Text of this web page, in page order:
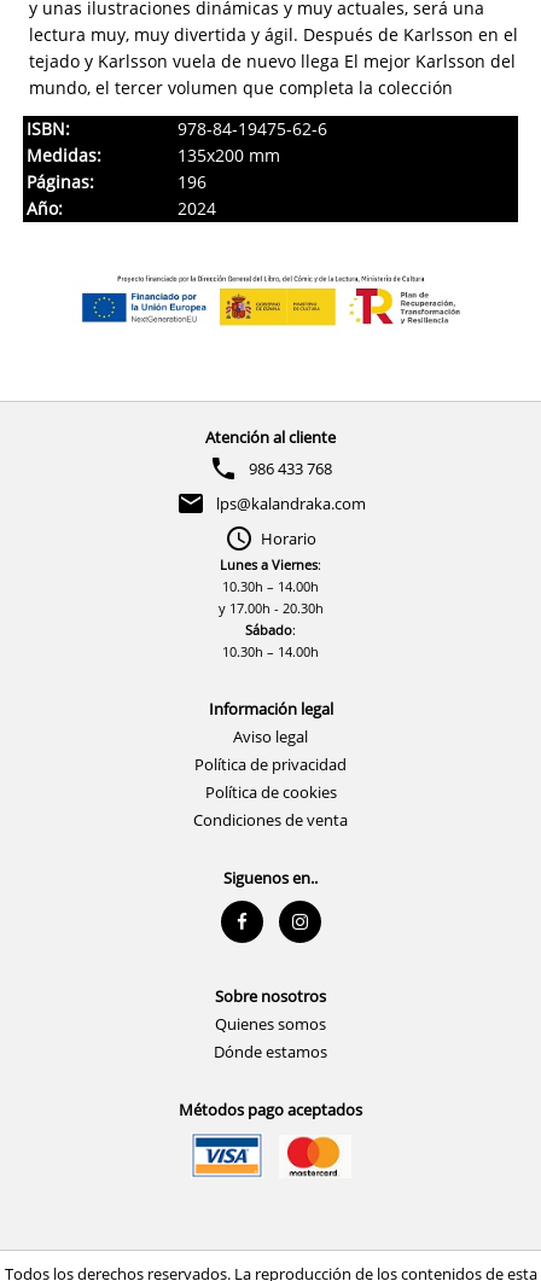
y unas ilustraciones dinámicas y muy actuales, será una
lectura muy, muy divertida y ágil. Después de Karlsson en el
tejado y Karlsson vuela de nuevo llega El mejor Karlsson del
mundo, el tercer volumen que completa la colección
ISBN:
978-84-19475-62-6
Medidas:
135x200 mm
Páginas:
196
Año:
2024
Atención al cliente
986 433 768
lps@kalandraka.com
Horario
Lunes a Viernes:
10.30h – 14.00h
y 17.00h - 20.30h
Sábado:
10.30h – 14.00h
Información legal
Aviso legal
Política de privacidad
Política de cookies
Condiciones de venta
Siguenos en..
Sobre nosotros
Quienes somos
Dónde estamos
Métodos pago aceptados
Todos los derechos reservados. La reproducción de los contenidos de esta